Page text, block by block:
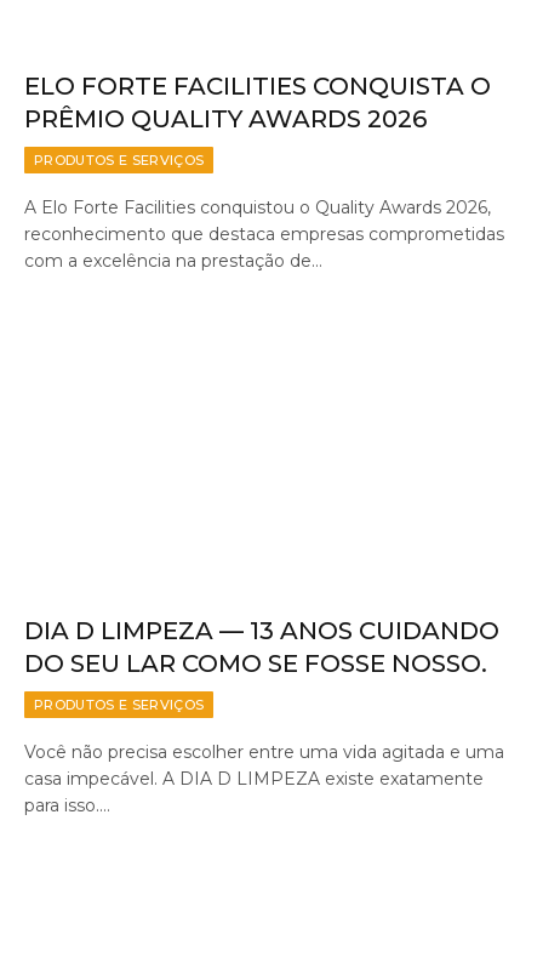
ELO FORTE FACILITIES CONQUISTA O
PRÊMIO QUALITY AWARDS 2026
PRODUTOS E SERVIÇOS
A Elo Forte Facilities conquistou o Quality Awards 2026,
reconhecimento que destaca empresas comprometidas
com a excelência na prestação de…
DIA D LIMPEZA — 13 ANOS CUIDANDO
DO SEU LAR COMO SE FOSSE NOSSO.
PRODUTOS E SERVIÇOS
Você não precisa escolher entre uma vida agitada e uma
casa impecável. A DIA D LIMPEZA existe exatamente
para isso.…